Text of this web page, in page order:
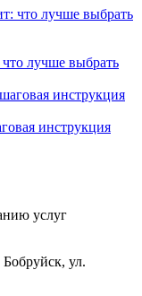
лучше выбрать
инструкция
услуг
Бобруйск, ул.